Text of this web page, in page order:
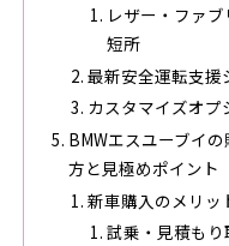
レザー・ファ
短所
最新安全運転支援
カスタマイズオ
BMWエスユーブイ
方と見極めポイント
新車購入のメリッ
試乗・見積も